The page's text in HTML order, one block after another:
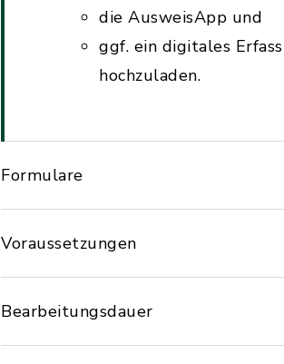
die AusweisApp und
ggf. ein digitales
hochzuladen.
Formulare
Voraussetzungen
Bearbeitungsdauer